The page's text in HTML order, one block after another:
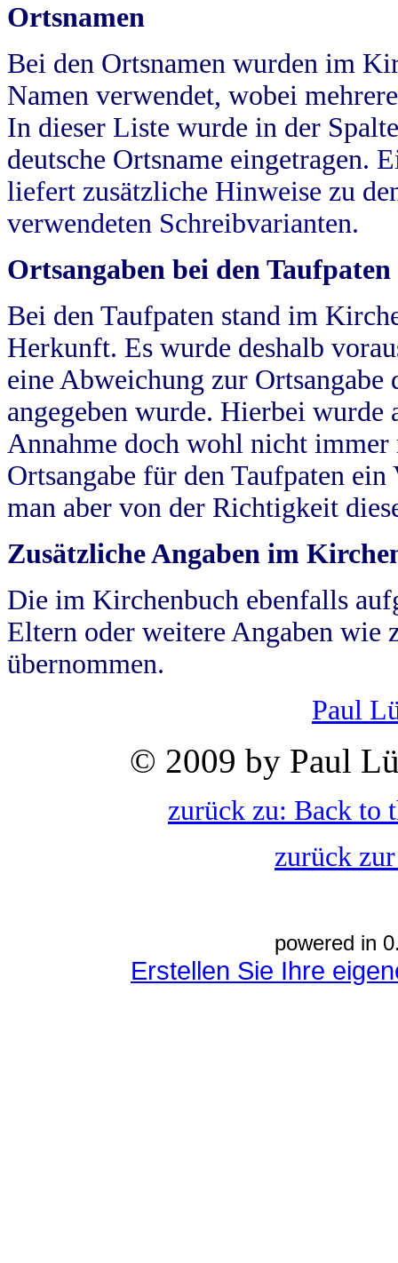
Ortsnamen
Bei den Ortsnamen wurden im
Namen verwendet, wobei
In dieser Liste wurde in der
deutsche Ortsname eingetragen.
liefert zusätzliche Hinweise zu
verwendeten Schreibvarianten.
Ortsangaben bei den Taufpaten
Bei den Taufpaten stand im
Herkunft. Es wurde deshalb
eine Abweichung zur
angegeben wurde. Hierbei wurde
Annahme doch wohl nicht
Ortsangabe für den Taufpaten
man aber von der Richtigkeit
Zusätzliche Angaben im
Die im Kirchenbuch ebenfalls
Eltern oder weitere Angaben wie
übernommen.
Paul
© 2009 by Paul
zurück zu: Back to
zurück
powered in
Erstellen Sie Ihre